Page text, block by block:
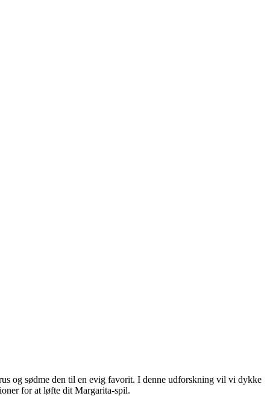
og sødme den til en evig favorit. I denne udforskning vil vi dykke
for at løfte dit Margarita-spil.